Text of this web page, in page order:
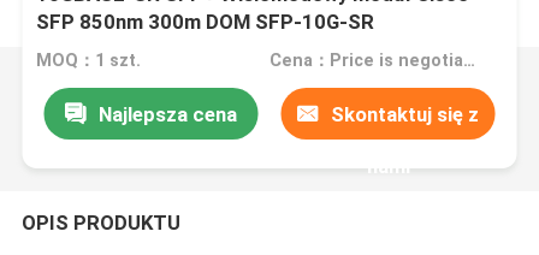
SFP 850nm 300m DOM SFP-10G-SR
MOQ：1 szt. Cena：Price is negotiable
Najlepsza cena Skontaktuj się z
nami
OPIS PRODUKTU